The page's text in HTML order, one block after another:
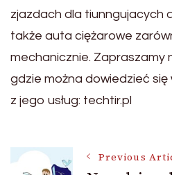
zjazdach dla tiunngujacych
także auta ciężarowe
mechanicznie. Zapraszamy
gdzie można dowiedzieć
z jego usług: techtir.pl
Post
Previous